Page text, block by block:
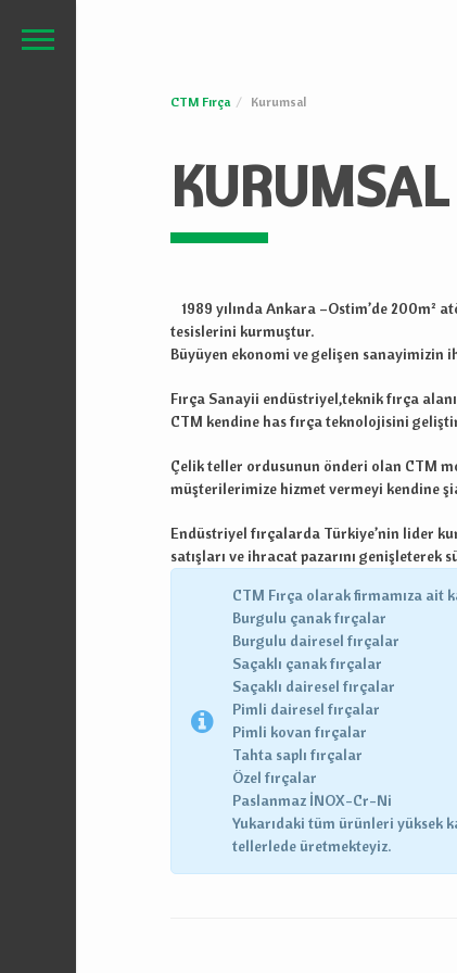
CTM Fırça Kurumsal
KURUMSAL
1989 yılında Ankara –Ostim’de 200m²
tesislerini kurmuştur.
Büyüyen ekonomi ve gelişen sanayimizin
Fırça Sanayii endüstriyel,teknik fırça
CTM kendine has fırça teknolojisini
Çelik teller ordusunun önderi olan CTM
müşterilerimize hizmet vermeyi kendine
Endüstriyel fırçalarda Türkiye’nin lider
satışları ve ihracat pazarını genişleterek
CTM Fırça olarak firmamıza ait
Burgulu çanak fırçalar
Burgulu dairesel fırçalar
Saçaklı çanak fırçalar
Saçaklı dairesel fırçalar
Pimli dairesel fırçalar
Pimli kovan fırçalar
Tahta saplı fırçalar
Özel fırçalar
Paslanmaz İNOX-Cr-Ni
Yukarıdaki tüm ürünleri yüksek
tellerlede üretmekteyiz.